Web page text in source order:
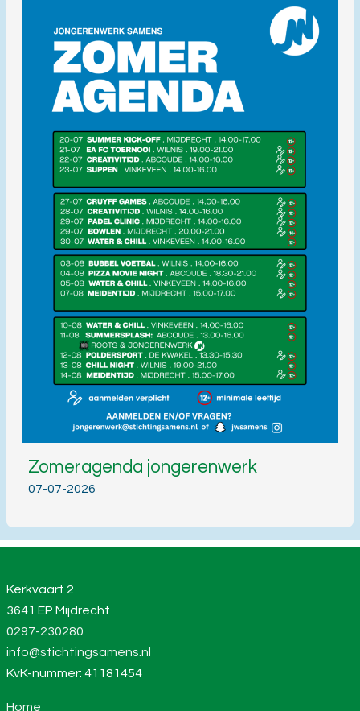
Zomeragenda jongerenwerk
07-07-2026
Kerkvaart 2
3641 EP Mijdrecht
0297-230280
info@stichtingsamens.nl
KvK-nummer: 41181454
Home